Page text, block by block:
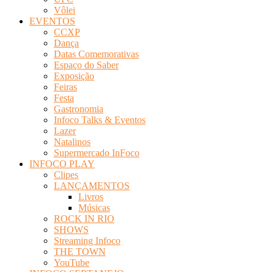
Vôlei
EVENTOS
CCXP
Dança
Datas Comemorativas
Espaço do Saber
Exposição
Feiras
Festa
Gastronomia
Infoco Talks & Eventos
Lazer
Natalinos
Supermercado InFoco
INFOCO PLAY
Clipes
LANÇAMENTOS
Livros
Músicas
ROCK IN RIO
SHOWS
Streaming Infoco
THE TOWN
YouTube